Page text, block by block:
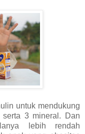
untuk mendukung
3 mineral. Dan
lebih rendah